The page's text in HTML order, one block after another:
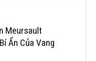
Meursault
Ẩn Của Vang